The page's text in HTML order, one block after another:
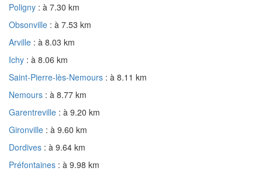
Poligny : à 7.30 km
Obsonville : à 7.53 km
Arville : à 8.03 km
Ichy : à 8.06 km
Saint-Pierre-lès-Nemours : à 8.11 km
Nemours : à 8.77 km
Garentreville : à 9.20 km
Gironville : à 9.60 km
Dordives : à 9.64 km
Préfontaines : à 9.98 km